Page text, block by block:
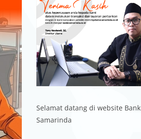
Selamat datang di website Bank
Samarinda